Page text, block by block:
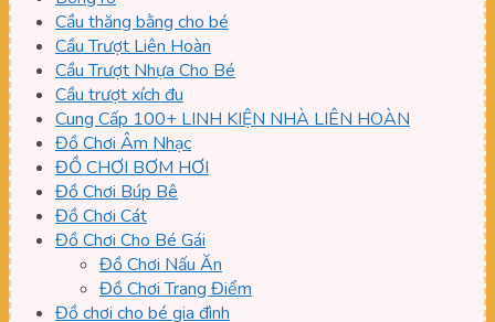
Cầu thăng bằng cho bé
Cầu Trượt Liên Hoàn
Cầu Trượt Nhựa Cho Bé
Cầu trượt xích đu
Cung Cấp 100+ LINH KIỆN NHÀ LIÊN HOÀN
Đồ Chơi Âm Nhạc
ĐỒ CHƠI BƠM HƠI
Đồ Chơi Búp Bê
Đồ Chơi Cát
Đồ Chơi Cho Bé Gái
Đồ Chơi Nấu Ăn
Đồ Chơi Trang Điểm
Đồ chơi cho bé gia đình